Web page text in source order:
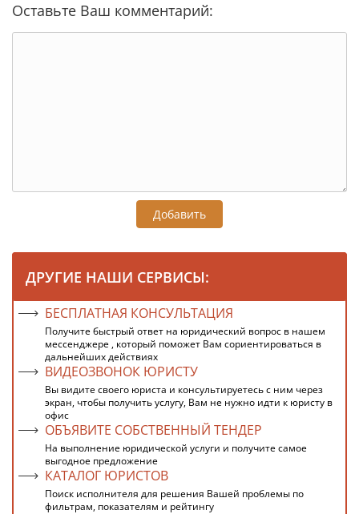
Оставьте Ваш комментарий:
Добавить
ДРУГИЕ НАШИ СЕРВИСЫ:
БЕСПЛАТНАЯ КОНСУЛЬТАЦИЯ
Получите быстрый ответ на юридический вопрос в нашем
мессенджере , который поможет Вам сориентироваться в
дальнейших действиях
ВИДЕОЗВОНОК ЮРИСТУ
Вы видите своего юриста и консультируетесь с ним через
экран, чтобы получить услугу, Вам не нужно идти к юристу в
офис
ОБЪЯВИТЕ СОБСТВЕННЫЙ ТЕНДЕР
На выполнение юридической услуги и получите самое
выгодное предложение
КАТАЛОГ ЮРИСТОВ
Поиск исполнителя для решения Вашей проблемы по
фильтрам, показателям и рейтингу